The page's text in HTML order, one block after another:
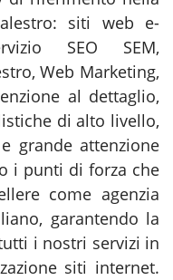
siti web e-
SEO SEM,
Web Marketing,
al dettaglio,
di alto livello,
grande attenzione
i punti di forza che
come agenzia
garantendo la
i nostri servizi in
siti internet.